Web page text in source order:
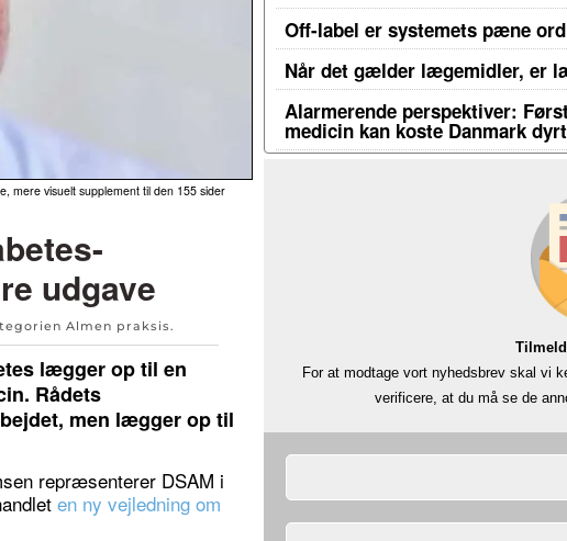
mere visuelt supplement til den 155 sider
udgave
Almen praksis .
lægger op til en
Rådets
men lægger op til
repræsenterer DSAM i
en ny vejledning om
Off-label er systemets pæne
Når det gælder lægemidler, er
Alarmerende perspektiver:
medicin kan koste Danmark dyrt
For at modtage vort nyhedsbrev skal vi
verificere, at du må se de